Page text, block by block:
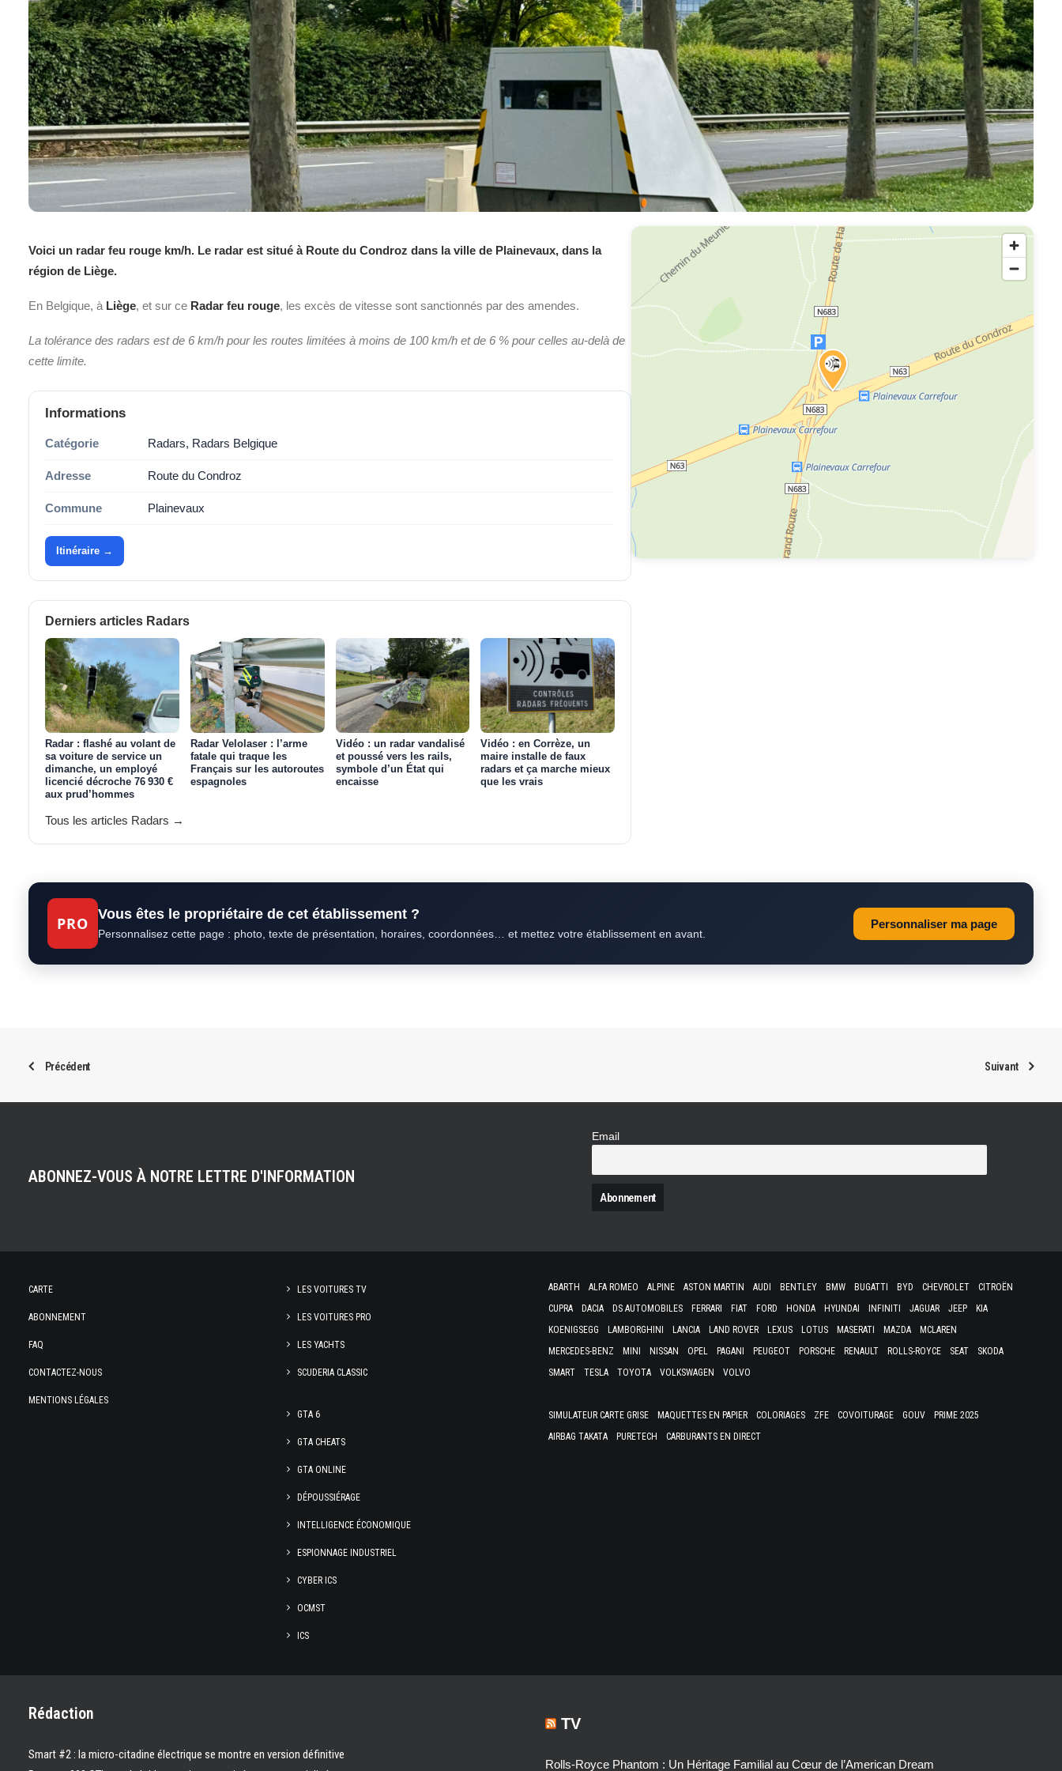
Voici un radar feu rouge km/h. Le radar est situé à Route du Condroz dans la ville de Plainevaux, dans la
région de Liège.
En Belgique, à Liège, et sur ce Radar feu rouge, les excès de vitesse sont sanctionnés par des amendes.
La tolérance des radars est de 6 km/h pour les routes limitées à moins de 100 km/h et de 6 % pour celles au-delà de
cette limite.
Informations
Catégorie Radars, Radars Belgique
Adresse Route du Condroz
Commune Plainevaux
Itinéraire →
Derniers articles Radars
Radar : flashé au volant de
sa voiture de service un
dimanche, un employé
licencié décroche 76 930 €
aux prud’hommes
Radar Velolaser : l’arme
fatale qui traque les
Français sur les autoroutes
espagnoles
Vidéo : un radar vandalisé
et poussé vers les rails,
symbole d’un État qui
encaisse
Vidéo : en Corrèze, un
maire installe de faux
radars et ça marche mieux
que les vrais
Tous les articles Radars →
PRO
Vous êtes le propriétaire de cet établissement ?
Personnalisez cette page : photo, texte de présentation, horaires, coordonnées… et mettez votre établissement en avant.
Personnaliser ma page
Précédent Suivant
ABONNEZ-VOUS À NOTRE LETTRE D'INFORMATION
Email
CARTE
ABONNEMENT
FAQ
CONTACTEZ-NOUS
MENTIONS LÉGALES
LES VOITURES TV
LES VOITURES PRO
LES YACHTS
SCUDERIA CLASSIC
GTA 6
GTA CHEATS
GTA ONLINE
DÉPOUSSIÉRAGE
INTELLIGENCE ÉCONOMIQUE
ESPIONNAGE INDUSTRIEL
CYBER ICS
OCMST
ICS
ABARTH ALFA ROMEO ALPINE ASTON MARTIN AUDI BENTLEY BMW BUGATTI BYD CHEVROLET
CITROËN
CUPRA
DACIA DS AUTOMOBILES FERRARI FIAT FORD HONDA HYUNDAI INFINITI JAGUAR JEEP
KIA
KOENIGSEGG
LAMBORGHINI LANCIA LAND ROVER LEXUS LOTUS MASERATI MAZDA
MCLAREN
MERCEDES-BENZ
MINI NISSAN OPEL PAGANI PEUGEOT PORSCHE RENAULT ROLLS-ROYCE SEAT
SKODA
SMART
TESLA TOYOTA VOLKSWAGEN VOLVO
SIMULATEUR CARTE GRISE MAQUETTES EN PAPIER COLORIAGES ZFE COVOITURAGE GOUV
PRIME 2025
AIRBAG TAKATA
PURETECH CARBURANTS EN DIRECT
Rédaction
Smart #2 : la micro-citadine électrique se montre en version définitive
TV
Rolls-Royce Phantom : Un Héritage Familial au Cœur de l’American Dream